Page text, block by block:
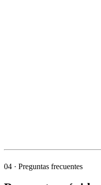
04 · Preguntas frecuentes